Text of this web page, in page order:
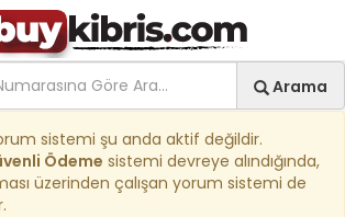
Ara
Arama
Platformu |
sistemi şu anda aktif değildir.
Ödeme sistemi devreye alındığında,
üzerinden çalışan yorum sistemi de